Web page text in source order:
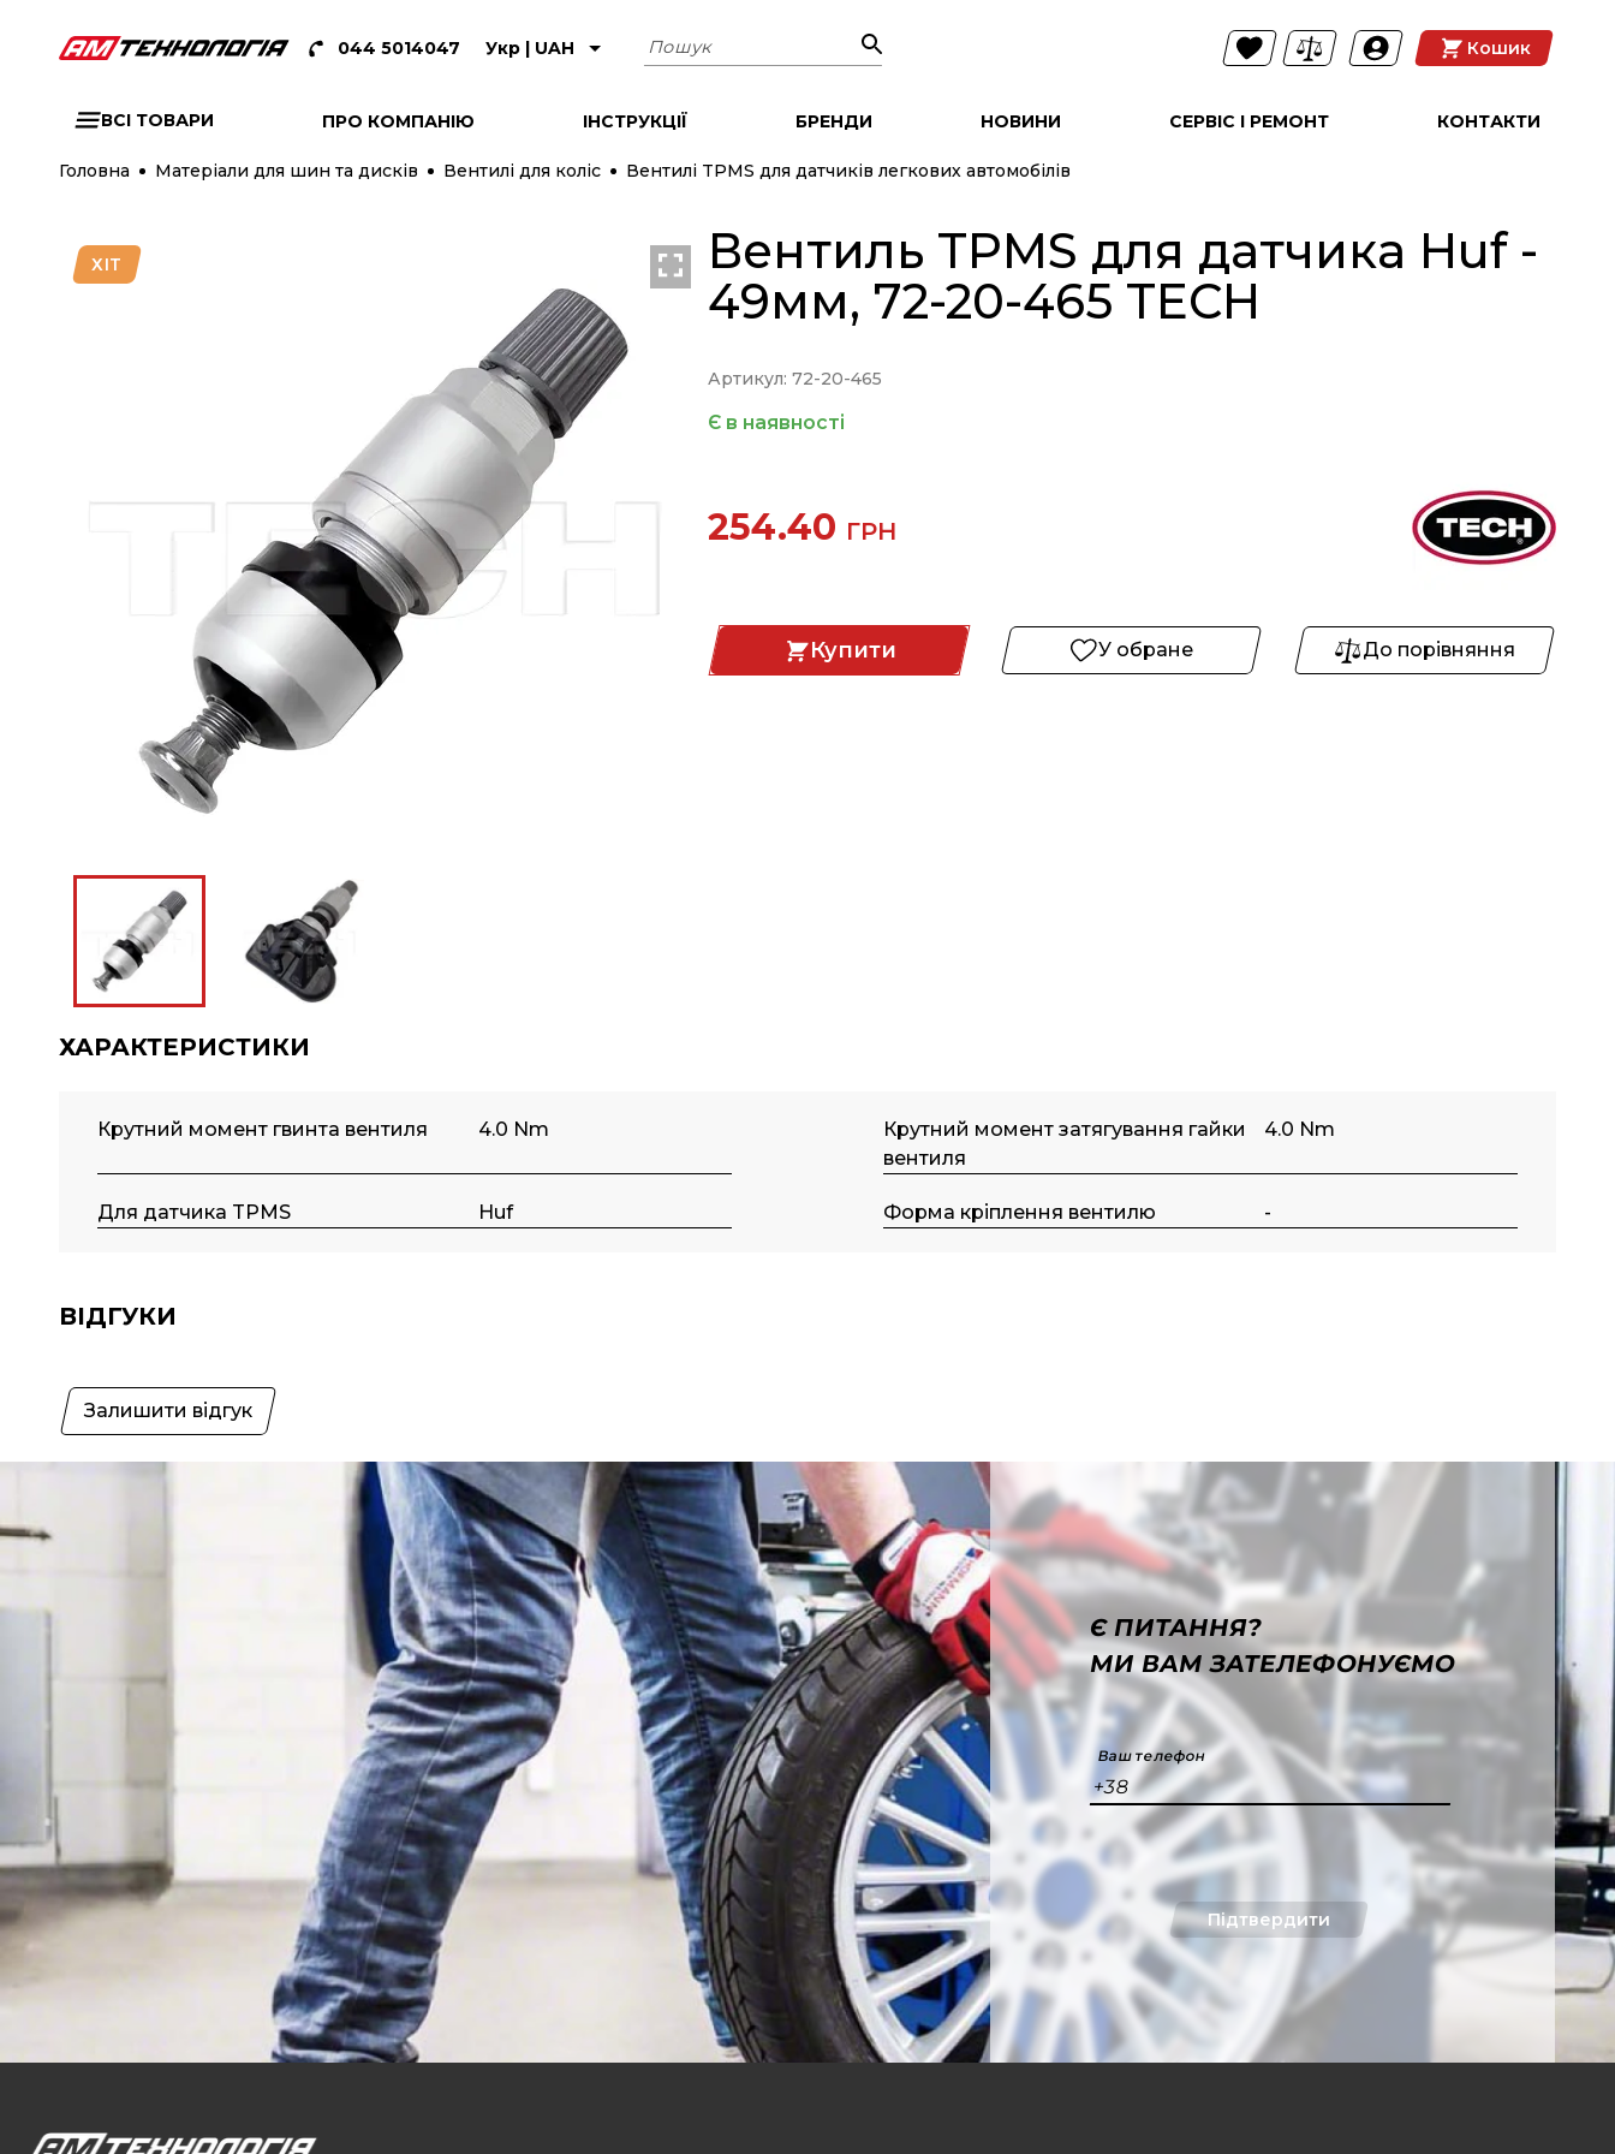
044 5014047 Укр | UAH Пошук Кошик
ВСІ ТОВАРИ ПРО КОМПАНІЮ ІНСТРУКЦІЇ БРЕНДИ НОВИНИ СЕРВІС І РЕМОНТ КОНТАКТИ
Головна Матеріали для шин та дисків Вентилі для коліс Вентилі TPMS для датчиків легкових автомобілів
ХІТ ХІТ
Вентиль TPMS для датчика Huf -
49мм, 72-20-465 TECH
Артикул: 72-20-465
Є в наявності
254.40 ГРН
Купити У обране До порівняння
ХАРАКТЕРИСТИКИ
Крутний момент гвинта вентиля 4.0 Nm
Крутний момент затягування гайки
вентиля
4.0 Nm
Для датчика TPMS Huf Форма кріплення вентилю -
ВІДГУКИ
Залишити відгук
Є ПИТАННЯ?
МИ ВАМ ЗАТЕЛЕФОНУЄМО
Ваш телефон
+38
Підтвердити